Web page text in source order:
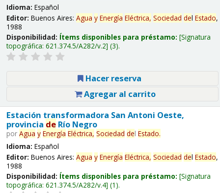
Idioma: Español
Editor: Buenos Aires: Agua y Energía Eléctrica, Sociedad del Estado,
1988
Disponibilidad: Ítems disponibles para préstamo: Signatura
topográfica: 621.374.5/A282/v.2 (3).
Hacer reserva
Agregar al carrito
Estación transformadora San Antoni Oeste,
provincia deRío Negro
por Agua y Energía Eléctrica, Sociedad del Estado.
Idioma: Español
Editor: Buenos Aires: Agua y Energía Eléctrica, Sociedad del Estado,
1988
Disponibilidad: Ítems disponibles para préstamo: Signatura
topográfica: 621.374.5/A282/v.4 (1).